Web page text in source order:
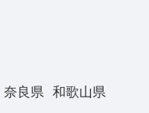
奈良県 和歌山県